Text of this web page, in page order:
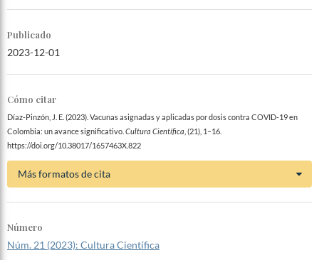
Publicado
2023-12-01
Cómo citar
Díaz-Pinzón, J. E. (2023). Vacunas asignadas y aplicadas por dosis contra COVID-19 en
Colombia: un avance significativo. Cultura Científica , (21), 1–16.
https://doi.org/10.38017/1657463X.822
Más formatos de cita
Número
Núm. 21 (2023): Cultura Científica